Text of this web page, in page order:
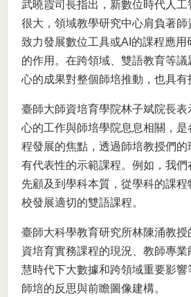
武曉霞司長指出，新數位時代人
很大，領域教學研究中心肩負著師
致力發展數位工具或AI的課程應用
的作用。在跨領域、雙語教育等
心的成果對整個師培推動，也具有
臺師大師資培育學院林子斌院長表
心的工作與師培學院息息相關，
程發展的焦點，透過師培教授們
有代表性的示範課程。例如，我
先顧及到學科本質，從學科的課
校發展適切的雙語課程。
臺師大科學教育研究所林陳涌教
資培育實務課程的現況、教師專
慧時代下大數據和跨領域重要影
師培的反思與前瞻圖像建構。